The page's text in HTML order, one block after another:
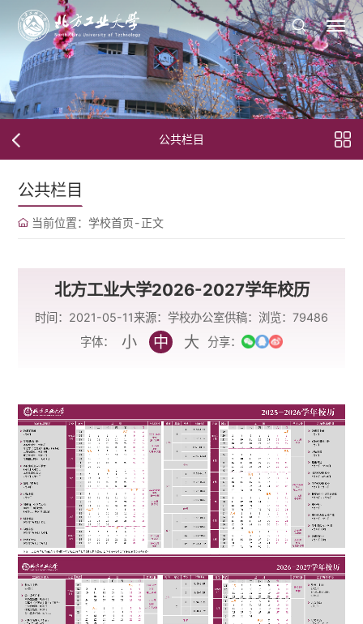
公共栏目
公共栏目
当前位置： 学校首页-正文
北方工业大学2026-2027学年校历
时间：2021-05-11来源：学校办公室供稿： 浏览： 79486
字体：
小 中 大 分享：